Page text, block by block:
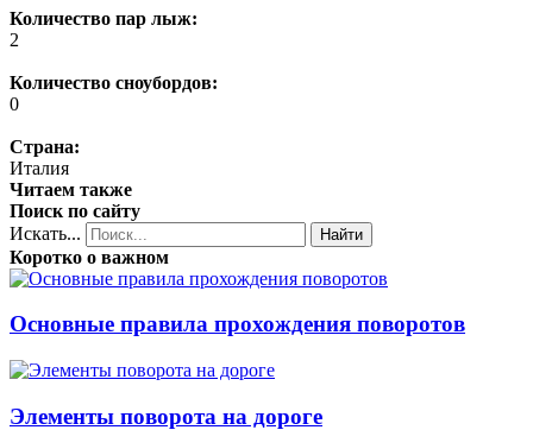
Количество пар лыж:
2
Количество сноубордов:
0
Страна:
Италия
Читаем также
Поиск по сайту
Искать...
Найти
Коротко о важном
Основные правила прохождения поворотов
Элементы поворота на дороге